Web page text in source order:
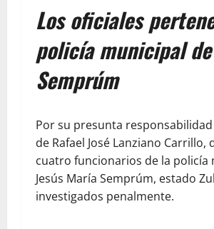
Los oficiales
policía municipal de
Semprúm
Por su presunta
de Rafael José Lanziano Carrillo,
cuatro funcionarios de la policía
Jesús María Semprúm, estado
investigados penalmente.